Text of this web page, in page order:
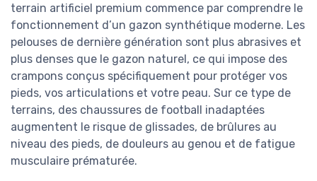
terrain artificiel premium commence par comprendre le
fonctionnement d’un gazon synthétique moderne. Les
pelouses de dernière génération sont plus abrasives et
plus denses que le gazon naturel, ce qui impose des
crampons conçus spécifiquement pour protéger vos
pieds, vos articulations et votre peau. Sur ce type de
terrains, des chaussures de football inadaptées
augmentent le risque de glissades, de brûlures au
niveau des pieds, de douleurs au genou et de fatigue
musculaire prématurée.